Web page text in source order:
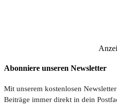
Abonniere unseren Newsletter
Mit unserem kostenlosen
Beiträge immer direkt in dein